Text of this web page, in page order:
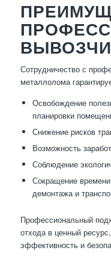
Сотрудничество с
металлолома
Освобождение
планировки
Снижение рисков
Возможность
Соблюдение
Сокращение
демонтажа и
Профессиональный
отхода в ценный
эффективность и